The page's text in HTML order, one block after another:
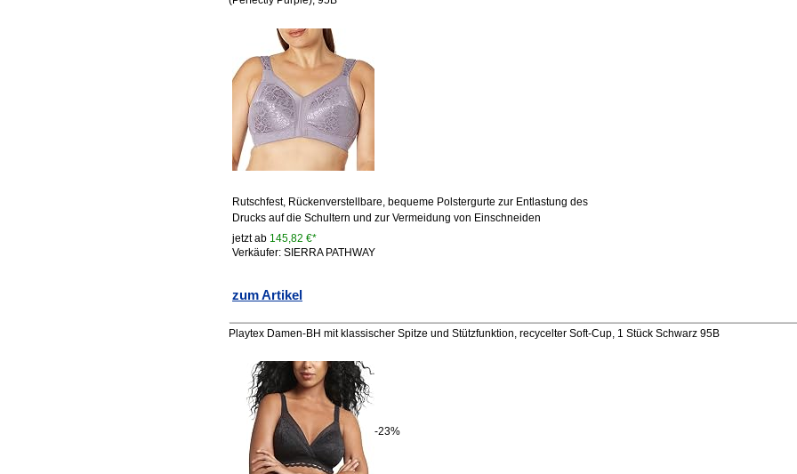
Rutschfest, Rückenverstellbare, bequeme Polstergurte zur Entlastung des
Drucks auf die Schultern und zur Vermeidung von Einschneiden
jetzt ab 145,82 €*
Verkäufer: SIERRA PATHWAY
zum Artikel
Playtex Damen-BH mit klassischer Spitze und Stützfunktion, recycelter Soft-Cup, 1 Stück Schwarz 95B
-23%